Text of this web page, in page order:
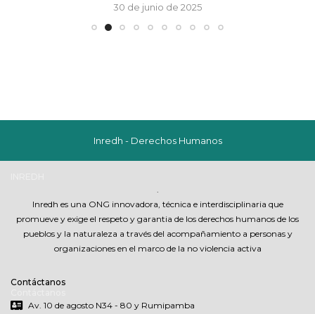
30 de junio de 2025
Inredh - Derechos Humanos
.
Inredh es una ONG innovadora, técnica e interdisciplinaria que
promueve y exige el respeto y garantia de los derechos humanos de los
pueblos y la naturaleza a través del acompañamiento a personas y
organizaciones en el marco de la no violencia activa
Contáctanos
Av. 10 de agosto N34 - 80 y Rumipamba